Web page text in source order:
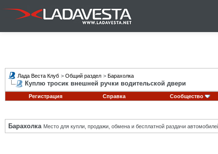
Лада Веста Клуб > Общий раздел > Барахолка
Куплю тросик внешней ручки водительской двери
Регистрация Справка Сообщество
Барахолка Место для купли, продажи, обмена и бесплатной раздачи